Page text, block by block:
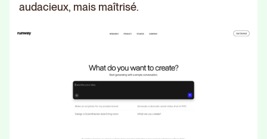
audacieux, mais maîtrisé.